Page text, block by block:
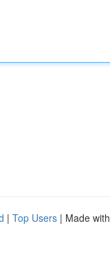
| Top Users | Made with